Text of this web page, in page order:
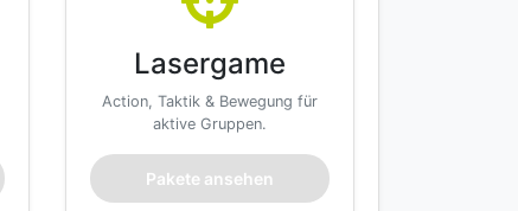
Lasergame
Action, Taktik & Bewegung für
aktive Gruppen.
Pakete ansehen